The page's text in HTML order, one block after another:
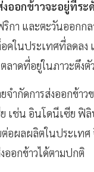
ออกข้าวจะอยู่ที่ร
และตะวันออกกลา
ในประเทศที่ลดลง
ลาดที่อยู่ในภาวะตึงตัว
ำกัดการส่งออกข้า
ช่น อินโดนีเซีย ฟิลิ
ลผลิตในประเทศ
ออกข้าวได้ตามปกติ